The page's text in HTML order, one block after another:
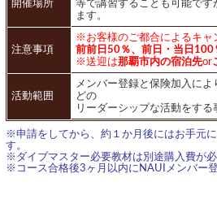
開催場所
等で講習することも可能で
ます。
注意事項
※お客様のご都合によるキャ
前前日50％、前日・当日100
※送迎は那覇市内の宿泊先or
活動範囲
メンバー登録と保険加入に
どの
リーダーシップな活動をす
※申請をしてから、約１か月後にはお手元
す。
※ダイブマスター必要教材は別途購入費が
※コース合格後3ヶ月以内にNAUIメンバー